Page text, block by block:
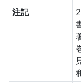
注記